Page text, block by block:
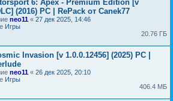
6: Apex - Premium Edition [v
(2016) PC | RePack от Canek77
neo11 « 27 дек 2025, 14:46
Игры
20.76 ГБ
Invasion [v 1.0.0.12456] (2025) PC |
neo11 « 26 дек 2025, 20:10
Игры
406.4 МБ